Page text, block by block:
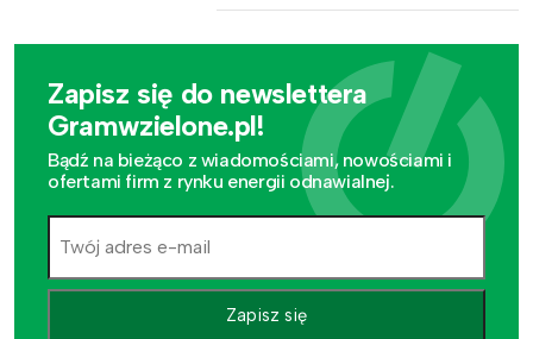
Zapisz się do newslettera
Gramwzielone.pl!
Bądź na bieżąco z wiadomościami, nowościami i
ofertami firm z rynku energii odnawialnej.
Zapisz się